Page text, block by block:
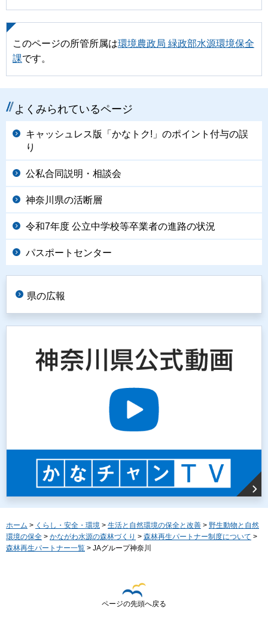
このページの所管所属は環境農政局 緑政部水源環境保全
課です。
よくみられているページ
キャッシュレス版「かなトク!」のポイント付与の誤
り
公私合同説明・相談会
神奈川県の活断層
令和7年度 公立中学校等卒業者の進路の状況
パスポートセンター
県の広報
ホーム > くらし・安全・環境 > 生活と自然環境の保全と改善 > 野生動物と自然
環境の保全 > かながわ水源の森林づくり > 森林再生パートナー制度について >
森林再生パートナー一覧 > JAグループ神奈川
ページの先頭へ戻る